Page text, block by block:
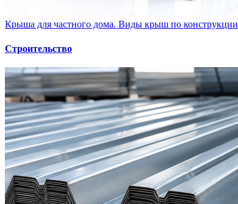
Крыша для частного дома. Виды крыш по конструкции
Строительство